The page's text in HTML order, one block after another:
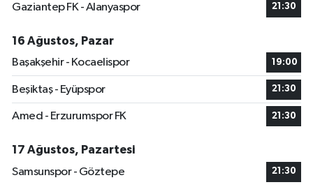
Gaziantep FK - Alanyaspor 21:30
16 Ağustos, Pazar
Başakşehir - Kocaelispor
19:00
Beşiktaş - Eyüpspor 21:30
Amed - Erzurumspor FK 21:30
17 Ağustos, Pazartesi
Samsunspor - Göztepe
21:30